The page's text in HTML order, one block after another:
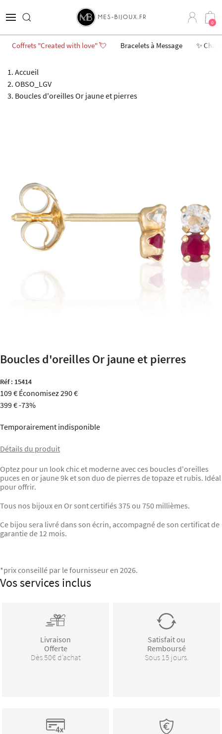
0
Coffrets "Created with love" 💘 Bracelets à Message ✨
Accueil
OBSO_LGV
Boucles d'oreilles Or jaune et pierres
Boucles d'oreilles Or jaune et pierres
Réf : 15414
109 € Économisez 290 €
399 €-73%
Temporairement indisponible
Détails du produit
Optez pour un look chic et moderne avec ces boucles d'oreilles
puces en or jaune 9k et son duo de pierres de topaze et rubis. Idéal
pour offrir.
Tous nos bijoux en Or sont certifiés 375 ou 750 millièmes.
Ce bijou sera livré dans son écrin, accompagné de son certificat de
garantie de 12 mois.
*prix conseillé par le fournisseur en 2026.
Vos services inclus
Livraison
Offerte
Dès 50€ d’achat
Satisfait ou
Remboursé
Sous 15 jours.